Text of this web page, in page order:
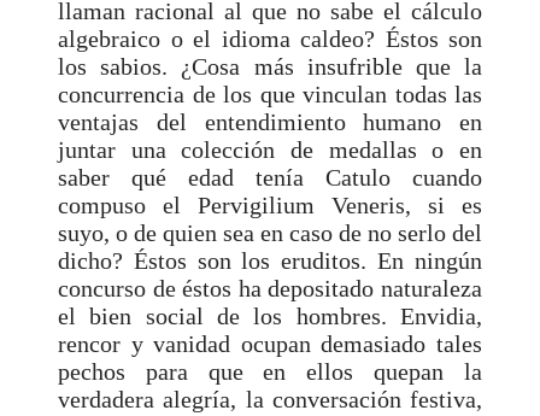
llaman racional al que no sabe el cálculo
algebraico o el idioma caldeo? Éstos son
los sabios. ¿Cosa más insufrible que la
concurrencia de los que vinculan todas las
ventajas del entendimiento humano en
juntar una colección de medallas o en
saber qué edad tenía Catulo cuando
compuso el Pervigilium Veneris, si es
suyo, o de quien sea en caso de no serlo del
dicho? Éstos son los eruditos. En ningún
concurso de éstos ha depositado naturaleza
el bien social de los hombres. Envidia,
rencor y vanidad ocupan demasiado tales
pechos para que en ellos quepan la
verdadera alegría, la conversación festiva,